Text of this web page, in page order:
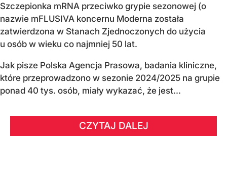
Szczepionka mRNA przeciwko grypie sezonowej (o
nazwie mFLUSIVA koncernu Moderna została
zatwierdzona w Stanach Zjednoczonych do użycia
u osób w wieku co najmniej 50 lat.
Jak pisze Polska Agencja Prasowa, badania kliniczne,
które przeprowadzono w sezonie 2024/2025 na grupie
ponad 40 tys. osób, miały wykazać, że jest...
CZYTAJ DALEJ